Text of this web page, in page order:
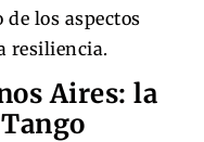
los aspectos
resiliencia.
Aires: la